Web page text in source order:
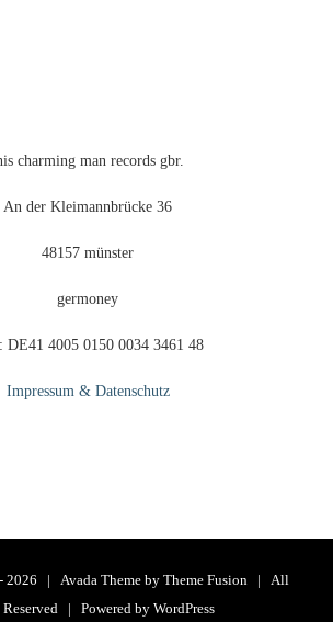
charming man records gbr.
An der Kleimannbrücke 36
48157 münster
germoney
DE41 4005 0150 0034 3461 48
Impressum & Datenschutz
2026 | Avada Theme by Theme Fusion | All
Reserved | Powered by WordPress